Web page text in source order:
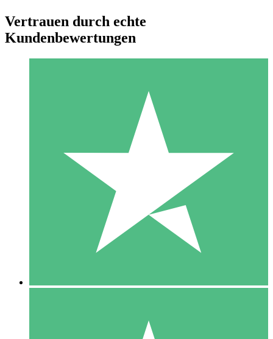
Individuelle Credit-Pakete
Zahlen Sie nach Bedarf mit Download-Credits. Keine
monatliche Verpflichtung erforderlich.
10 00
10 Downloads
Vertrauen durch echte
Kundenbewertungen